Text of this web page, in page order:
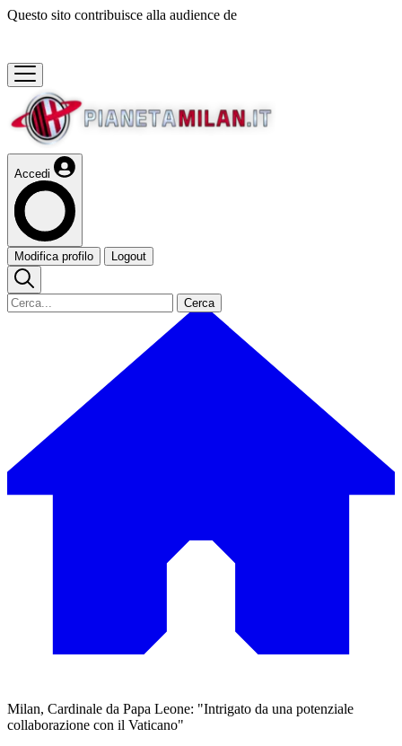
Questo sito contribuisce alla audience de
Accedi
Modifica profilo Logout
Cerca
Milan, Cardinale da Papa Leone: "Intrigato da una potenziale
collaborazione con il Vaticano"